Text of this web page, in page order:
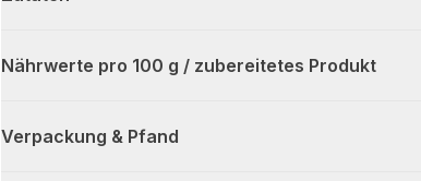
Nährwerte pro 100 g / zubereitetes Produkt
Verpackung & Pfand